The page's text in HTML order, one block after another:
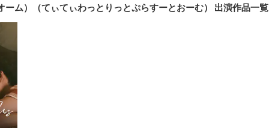
表示
表示
ム）（てぃてぃわっとりっとぷらすーとおーむ） 出演作品一覧